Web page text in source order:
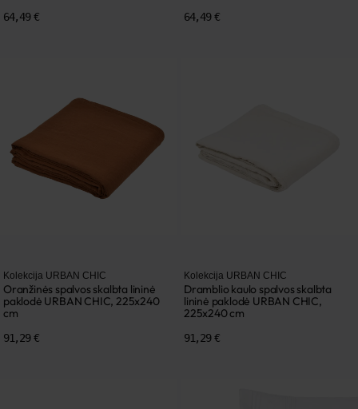
64,49 € 64,49 €
Kolekcija URBAN CHIC
Oranžinės spalvos skalbta lininė
paklodė URBAN CHIC, 225x240
cm
91,29 €
Kolekcija URBAN CHIC
Dramblio kaulo spalvos skalbta
lininė paklodė URBAN CHIC,
225x240 cm
91,29 €